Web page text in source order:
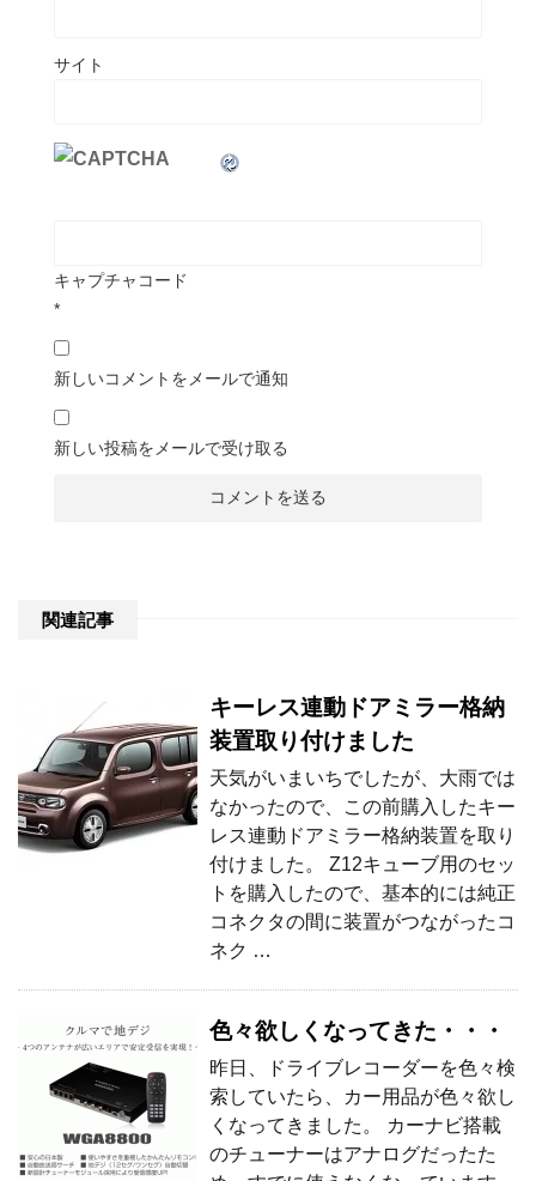
サイト
キャプチャコード
*
新しいコメントをメールで通知
新しい投稿をメールで受け取る
関連記事
キーレス連動ドアミラー格納
装置取り付けました
天気がいまいちでしたが、大雨では
なかったので、この前購入したキー
レス連動ドアミラー格納装置を取り
付けました。 Z12キューブ用のセッ
トを購入したので、基本的には純正
コネクタの間に装置がつながったコ
ネク …
色々欲しくなってきた・・・
昨日、ドライブレコーダーを色々検
索していたら、カー用品が色々欲し
くなってきました。 カーナビ搭載
のチューナーはアナログだったた